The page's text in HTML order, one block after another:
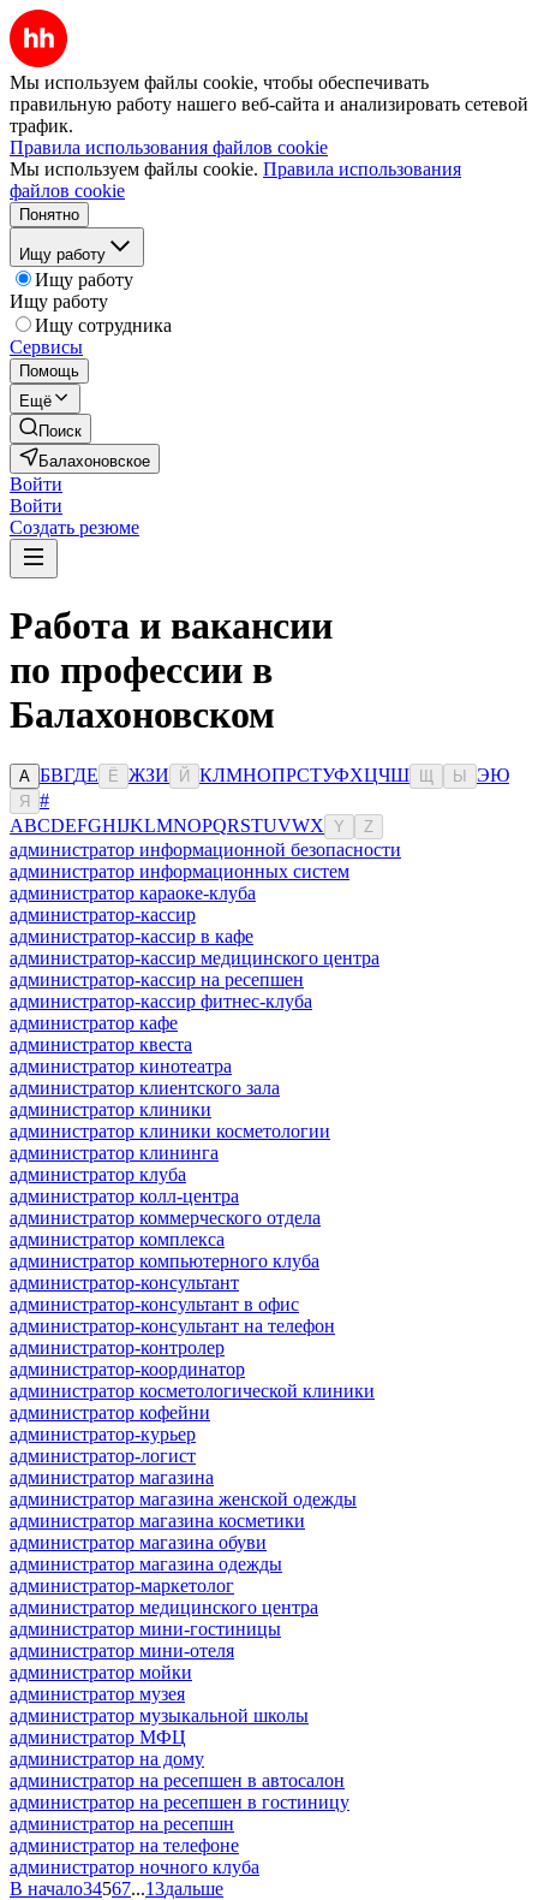
Мы используем файлы cookie, чтобы обеспечивать
правильную работу нашего веб-сайта и анализировать сетевой
трафик.
Правила использования файлов cookie
Мы используем файлы cookie. Правила использования
файлов cookie
Понятно
Ищу работу
Ищу работу
Ищу работу
Ищу сотрудника
Сервисы
Помощь
Ещё
Поиск
Балахоновское
Войти
Войти
Создать резюме
Работа и вакансии
по профессии в
Балахоновском
А БВГДЕ Ё ЖЗИ Й КЛМНОПРСТУФХЦЧШ Ы ЭЮ
Я
#
ABCDEFGHIJKLMNOPQRSTUVWX Y Z
администратор информационной безопасности
администратор информационных систем
администратор караоке-клуба
администратор-кассир
администратор-кассир в кафе
администратор-кассир медицинского центра
администратор-кассир на ресепшен
администратор-кассир фитнес-клуба
администратор кафе
администратор квеста
администратор кинотеатра
администратор клиентского зала
администратор клиники
администратор клиники косметологии
администратор клининга
администратор клуба
администратор колл-центра
администратор коммерческого отдела
администратор комплекса
администратор компьютерного клуба
администратор-консультант
администратор-консультант в офис
администратор-консультант на телефон
администратор-контролер
администратор-координатор
администратор косметологической клиники
администратор кофейни
администратор-курьер
администратор-логист
администратор магазина
администратор магазина женской одежды
администратор магазина косметики
администратор магазина обуви
администратор магазина одежды
администратор-маркетолог
администратор медицинского центра
администратор мини-гостиницы
администратор мини-отеля
администратор мойки
администратор музея
администратор музыкальной школы
администратор МФЦ
администратор на дому
администратор на ресепшен в автосалон
администратор на ресепшен в гостиницу
администратор на ресепшн
администратор на телефоне
администратор ночного клуба
В начало34567...13дальше